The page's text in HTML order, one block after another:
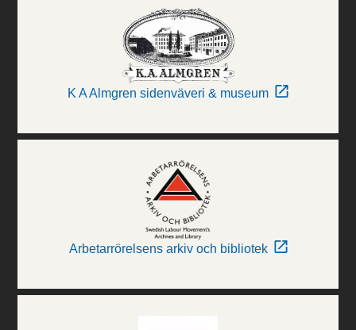
K A Almgren sidenväveri & museum
Arbetarrörelsens arkiv och bibliotek